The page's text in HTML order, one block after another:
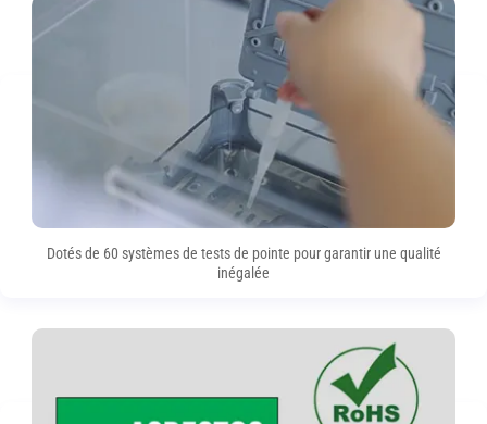
Dotés de 60 systèmes de tests de pointe pour garantir une qualité
inégalée